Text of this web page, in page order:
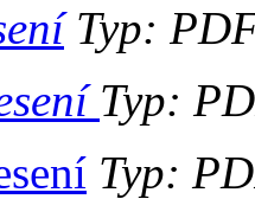
Typ:
Typ:
Typ: